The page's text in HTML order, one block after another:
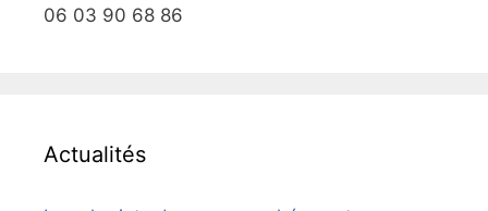
06 03 90 68 86
Actualités